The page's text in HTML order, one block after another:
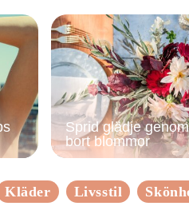
Sprid glädje
bort blommor
Kläder Livsstil